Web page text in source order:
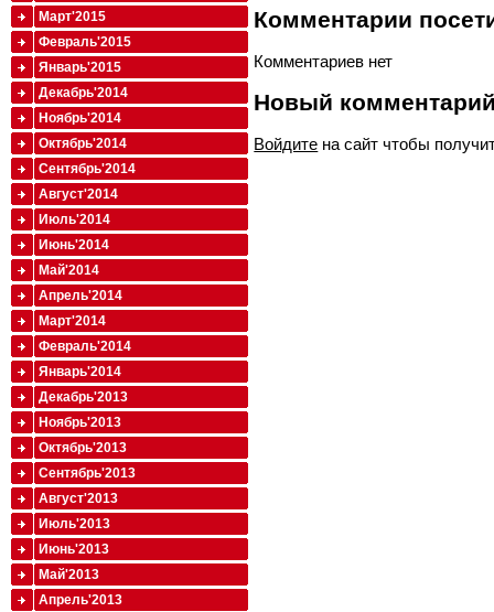
Комментарии
Комментариев нет
Новый
Войдите на сайт чтобы
Март'2015
Февраль'2015
Январь'2015
Декабрь'2014
Ноябрь'2014
Октябрь'2014
Сентябрь'2014
Август'2014
Июль'2014
Июнь'2014
Май'2014
Апрель'2014
Март'2014
Февраль'2014
Январь'2014
Декабрь'2013
Ноябрь'2013
Октябрь'2013
Сентябрь'2013
Август'2013
Июль'2013
Июнь'2013
Май'2013
Апрель'2013